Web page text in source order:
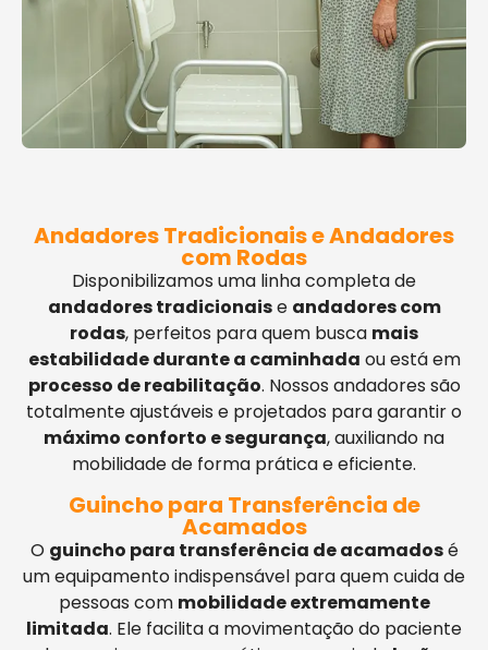
Andadores Tradicionais e Andadores
com Rodas
Disponibilizamos uma linha completa de
andadores tradicionaise andadores com
rodas, perfeitos para quem busca mais
estabilidade durante a caminhada ou está em
processo de reabilitação. Nossos andadores são
totalmente ajustáveis e projetados para garantir o
máximo conforto e segurança, auxiliando na
mobilidade de forma prática e eficiente.
Guincho para Transferência de
Acamados
O guincho para transferência de acamadosé
um equipamento indispensável para quem cuida de
pessoas com mobilidade extremamente
limitada. Ele facilita a movimentação do paciente